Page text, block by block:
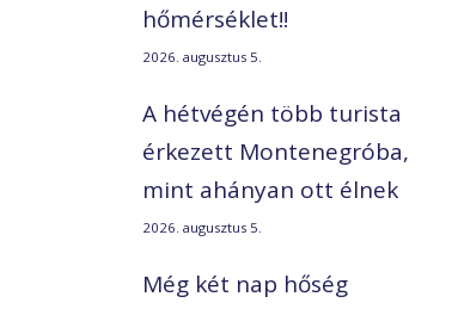
hőmérséklet!!
2026. augusztus 5.
A hétvégén több turista
érkezett Montenegróba,
mint ahányan ott élnek
2026. augusztus 5.
Még két nap hőség